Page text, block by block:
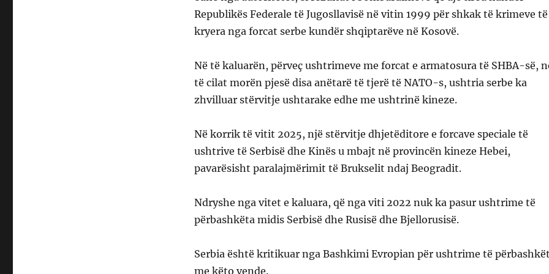
Republikës Federale të Jugosllavisë në vitin 1999 për shkak të krimeve të
kryera nga forcat serbe kundër shqiptarëve në Kosovë.
Në të kaluarën, përveç ushtrimeve me forcat e armatosura të SHBA-së,
të cilat morën pjesë disa anëtarë të tjerë të NATO-s, ushtria serbe ka
zhvilluar stërvitje ushtarake edhe me ushtrinë kineze.
Në korrik të vitit 2025, një stërvitje dhjetëditore e forcave speciale të
ushtrive të Serbisë dhe Kinës u mbajt në provincën kineze Hebei,
pavarësisht paralajmërimit të Brukselit ndaj Beogradit.
Ndryshe nga vitet e kaluara, që nga viti 2022 nuk ka pasur ushtrime të
përbashkëta midis Serbisë dhe Rusisë dhe Bjellorusisë.
Serbia është kritikuar nga Bashkimi Evropian për ushtrime të
me këto vende.